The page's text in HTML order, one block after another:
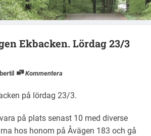
Utflykter
Söderåsen
Ekbacken. Lördag 23/3
Kommentera
på lördag 23/3.
på plats senast 10 med diverse
hos honom på Åvägen 183 och gå